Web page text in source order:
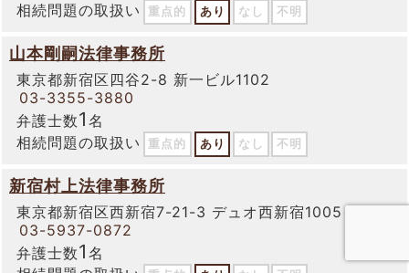
相続問題の取扱い
重点的 あり なし 不明
山本剛嗣法律事務所
東京都新宿区四谷2-8 新一ビル1102
03-3355-3880
弁護士数1 名
相続問題の取扱い
重点的 あり なし 不明
新宿村上法律事務所
東京都新宿区西新宿7-21-3 デュオ西新宿1005
03-5937-0872
弁護士数1 名